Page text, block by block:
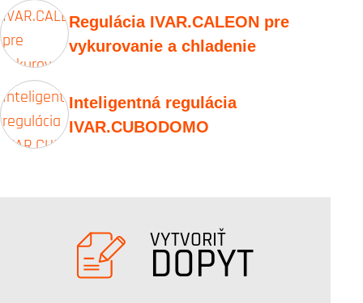
Regulácia IVAR.CALEON pre
vykurovanie a chladenie
Inteligentná regulácia
IVAR.CUBODOMO
VYTVORIŤ
DOPYT